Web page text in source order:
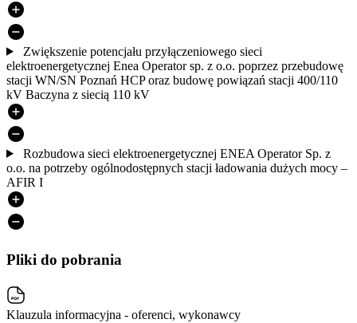
Zwiększenie potencjału przyłączeniowego sieci
elektroenergetycznej Enea Operator sp. z o.o. poprzez przebudowę
stacji WN/SN Poznań HCP oraz budowę powiązań stacji 400/110
kV Baczyna z siecią 110 kV
Rozbudowa sieci elektroenergetycznej ENEA Operator Sp. z
o.o. na potrzeby ogólnodostępnych stacji ładowania dużych mocy –
AFIR I
Pliki do pobrania
Klauzula informacyjna - oferenci, wykonawcy